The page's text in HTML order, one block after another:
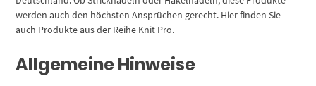
werden auch den höchsten Ansprüchen gerecht. Hier finden Sie
auch Produkte aus der Reihe Knit Pro.
Allgemeine Hinweise